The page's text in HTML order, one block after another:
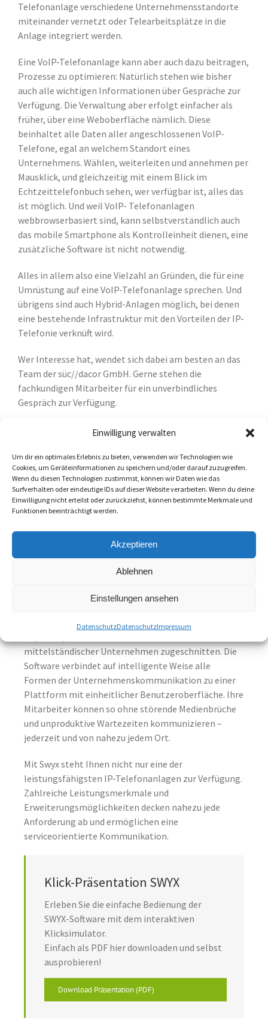
Einwilligung verwalten
Um dir ein optimales Erlebnis zu bieten, verwenden wir Technologien wie
Cookies, um Geräteinformationen zu speichern und/oder darauf zuzugreifen.
Wenn du diesen Technologien zustimmst, können wir Daten wie das
Surfverhalten oder eindeutige IDs auf dieser Website verarbeiten. Wenn du deine
Einwilligung nicht erteilst oder zurückziehst, können bestimmte Merkmale und
Funktionen beeinträchtigt werden.
Akzeptieren
Ablehnen
Einstellungen ansehen
DatenschutzDatenschutzImpressum
Telefonanlage verschiedene Unternehmensstandorte
miteinander vernetzt oder Telearbeitsplätze in die
Anlage integriert werden.
Eine VoIP-Telefonanlage kann aber auch dazu beitragen,
Prozesse zu optimieren: Natürlich stehen wie bisher
auch alle wichtigen Informationen über Gespräche zur
Verfügung. Die Verwaltung aber erfolgt einfacher als
früher, über eine Weboberfläche nämlich. Diese
beinhaltet alle Daten aller angeschlossenen VoIP-
Telefone, egal an welchem Standort eines
Unternehmens. Wählen, weiterleiten und annehmen per
Mausklick, und gleichzeitig mit einem Blick im
Echtzeittelefonbuch sehen, wer verfügbar ist, alles das
ist möglich. Und weil VoIP- Telefonanlagen
webbrowserbasiert sind, kann selbstverständlich auch
das mobile Smartphone als Kontrolleinheit dienen, eine
zusätzliche Software ist nicht notwendig.
Alles in allem also eine Vielzahl an Gründen, die für eine
Umrüstung auf eine VoIP-Telefonanlage sprechen. Und
übrigens sind auch Hybrid-Anlagen möglich, bei denen
eine bestehende Infrastruktur mit den Vorteilen der IP-
Telefonie verknüft wird.
Wer Interesse hat, wendet sich dabei am besten an das
Team der süc//dacor GmbH. Gerne stehen die
fachkundigen Mitarbeiter für ein unverbindliches
Gespräch zur Verfügung.
Zur Terminvereinbarung reicht eine Mail
sind
Kompetenzpartner von Swyx, einer softwarebasierte
in einer einheitlichen, nutzerfreundlichen Lösung zur
mittelständischer Unternehmen zugeschnitten. Die
Software verbindet auf intelligente Weise alle
Formen der Unternehmenskommunikation zu einer
Plattform mit einheitlicher Benutzeroberfläche. Ihre
Mitarbeiter können so ohne störende Medienbrüche
und unproduktive Wartezeiten kommunizieren –
jederzeit und von nahezu jedem Ort.
Mit Swyx steht Ihnen nicht nur eine der
leistungsfähigsten IP-Telefonanlagen zur Verfügung.
Zahlreiche Leistungsmerkmale und
Erweiterungsmöglichkeiten decken nahezu jede
Anforderung ab und ermöglichen eine
serviceorientierte Kommunikation.
Klick-Präsentation SWYX
Erleben Sie die einfache Bedienung der
SWYX-Software mit dem interaktiven
Klicksimulator.
Einfach als PDF hier downloaden und selbst
ausprobieren!
Download Präsentation (PDF)